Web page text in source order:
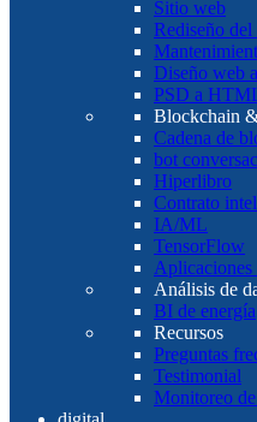
Sitio web
Rediseño
Diseño web
PSD a
Blockchain
Cadena de
bot
Hiperlibro
Contrato
IA/ML
TensorFlow
Aplicaciones
Análisis de
BI de energía
Recursos
Preguntas
Testimonial
Monitoreo